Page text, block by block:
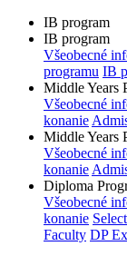
IB program
IB program
Všeobecné
programu IB
Middle Years
Všeobecné
konanie
Middle Years
Všeobecné
konanie
Diploma
Všeobecné
konanie
Faculty DP